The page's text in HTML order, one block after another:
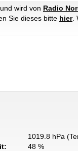
wird von Radio
Sie dieses bitte hier.
1019.8 hPa
48 %